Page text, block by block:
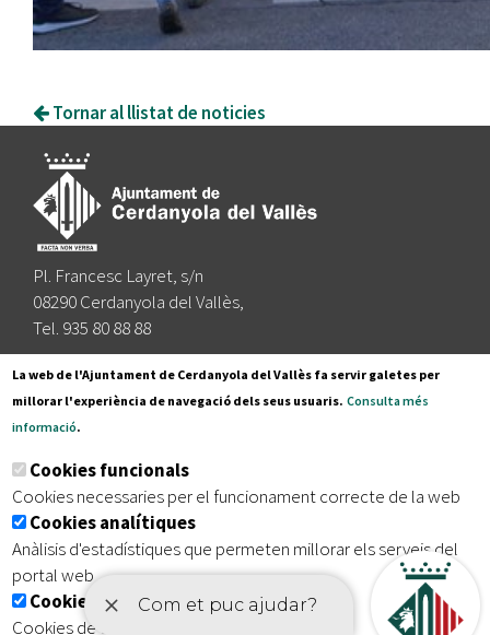
Tornar al llistat de noticies
Pl. Francesc Layret, s/n
08290 Cerdanyola del Vallès,
Tel. 935 80 88 88
Segueix-nos a:
Subscriu-te al nostre butlletí
Inici | Avís legal | Protecció de dades
| Accessibilitat
La web de l'Ajuntament de Cerdanyola del Vallès fa servir galetes per
millorar l'experiència de navegació dels seus usuaris. Consulta més
informació.
Cookies funcionals
Cookies necessaries per el funcionament correcte de la web
Cookies analítiques
Anàlisis d'estadístiques que permeten millorar els serveis del
portal web
Cookies publicitàries
Cookies de tercers amb finalitat publicitària